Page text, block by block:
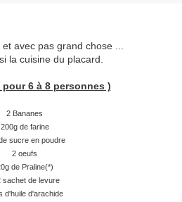
avec pas grand chose ...
la cuisine du placard.
6 à 8 personnes )
2 Bananes
200g de farine
sucre en poudre
2 oeufs
de Praline(*)
sachet de levure
d'huile d'arachide